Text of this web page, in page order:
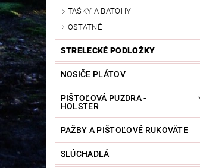
TAŠKY A BATOHY
OSTATNÉ
STRELECKÉ PODLOŽKY
NOSIČE PLÁTOV
PIŠTOĽOVÁ PUZDRA -
HOLSTER
PAŽBY A PIŠTOĽOVÉ RUKOVÄTE
SLÚCHADLÁ